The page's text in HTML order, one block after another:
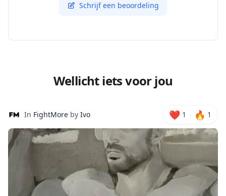
Schrijf een beoordeling
Wellicht iets voor jou
In FightMore by Ivo ❤️ 1 · 🔥 1